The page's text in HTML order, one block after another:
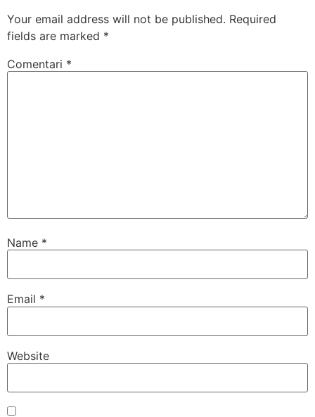
Your email address will not be published. Required
fields are marked *
Comentari *
Name *
Email *
Website